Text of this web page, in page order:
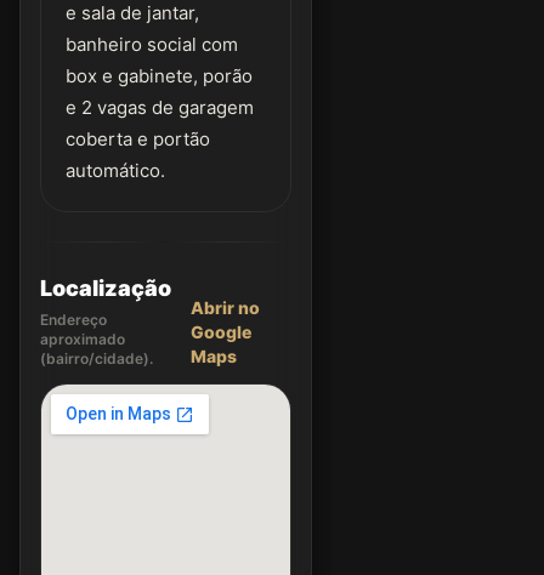
e sala de jantar,
banheiro social com
box e gabinete, porão
e 2 vagas de garagem
coberta e portão
automático.
Localização
Endereço
aproximado
(bairro/cidade).
Abrir no
Google
Maps